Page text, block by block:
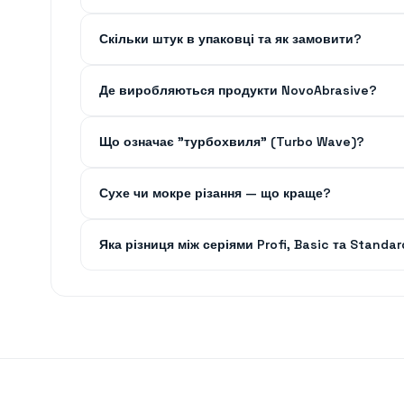
Скільки штук в упаковці та як замовити?
Де виробляються продукти NovoAbrasive?
Що означає "турбохвиля" (Turbo Wave)?
Сухе чи мокре різання — що краще?
Яка різниця між серіями Profi, Basic та